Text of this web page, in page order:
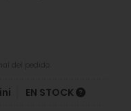
del pedido.
EN STOCK